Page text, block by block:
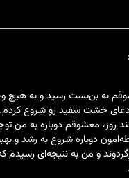
به بن‌بست رسید و به هیچ
دعای خشت سفید رو شروع
روز، معشوقم دوباره به من
دوباره شروع به رشد و
و من به نتیجه‌ای